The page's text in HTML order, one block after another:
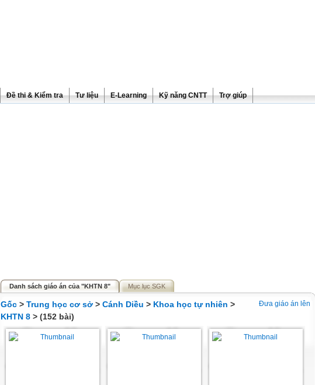
Đề thi & Kiểm tra Tư liệu E-Learning Kỹ năng CNTT Trợ giúp
Danh sách giáo án của "KHTN 8" Mục lục SGK
Đưa giáo án lên
Gốc > Trung học cơ sở > Cánh Diều > Khoa học tự nhiên >
KHTN 8 > (152 bài)